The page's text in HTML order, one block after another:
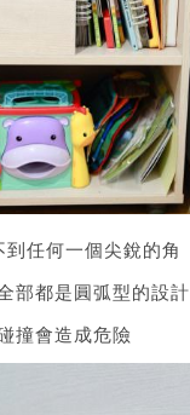
任何一個尖銳的角
部都是圓弧型的設計
撞會造成危險